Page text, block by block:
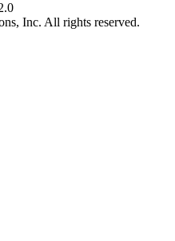
Inc. All rights reserved.